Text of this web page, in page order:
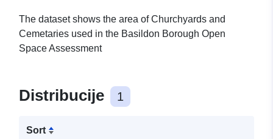
The dataset shows the area of Churchyards and
Cemetaries used in the Basildon Borough Open
Space Assessment
Distribucije 1
Sort